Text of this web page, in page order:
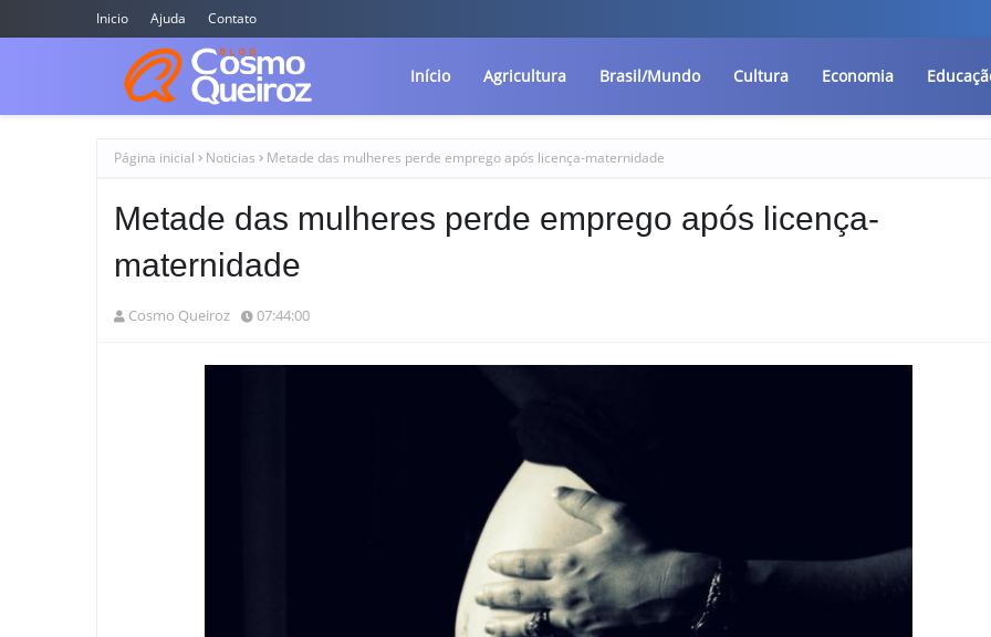
Inicio Ajuda Contato
Início Agricultura Brasil/Mundo Cultura Economia
Página inicial Noticias Metade das mulheres perde emprego após licença-maternidade
Metade das mulheres perde emprego após licença-
maternidade
Cosmo Queiroz 07:44:00